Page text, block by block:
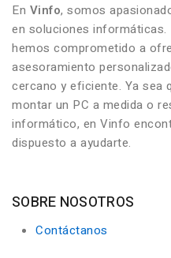
En Vinfo, somos
en soluciones
hemos comprometido a
asesoramiento
cercano y eficiente. Ya sea
montar un PC a medida o
informático, en Vinfo
dispuesto a ayudarte.
SOBRE NOSOTROS
Contáctanos